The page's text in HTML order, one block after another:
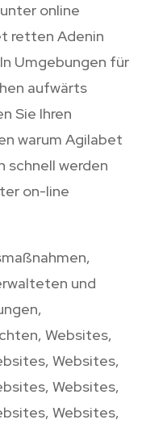
online
retten Adenin
Umgebungen für
aufwärts
Sie Ihren
warum Agilabet
schnell werden
on-line
und
Websites,
Websites,
Websites,
Websites,